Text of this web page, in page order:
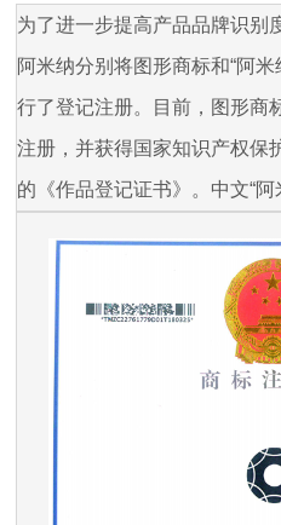
为了进一步提高产品品牌识别
阿米纳分别将图形商标和“阿
行了登记注册。目前，图形商
注册，并获得国家知识产权保
的《作品登记证书》。中文“阿